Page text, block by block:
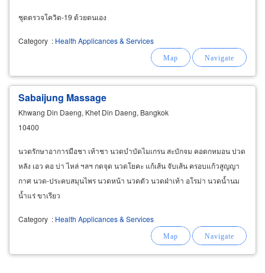
ชุดตรวจโควิด-19 ด้วยตนเอง
Category : Health Applicances & Services
Sabaijung Massage
Khwang Din Daeng, Khet Din Daeng, Bangkok
10400
นวดรักษาอาการมือชา เท้าชา นวดบำบัดไมเกรน สะบักจม คอตกหมอน ปวด
หลัง เอว คอ บ่า ไหล่ ฯลฯ กดจุด นวดโยคะ แก้เส้น จับเส้น ครอบแก้วสูญญา
กาศ นวด-ประคบสมุนไพร นวดหน้า นวดตัว นวดฝ่าเท้า อโรม่า นวดน้ำนม
น้ำแร่ ขาเรียว
Category : Health Applicances & Services